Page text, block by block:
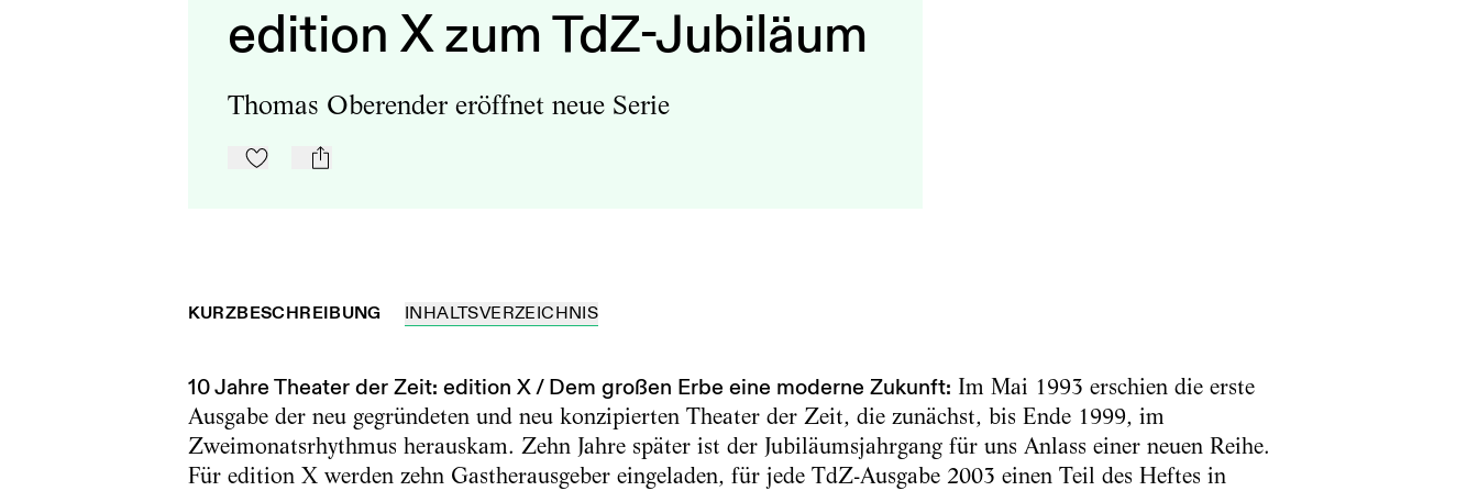
edition X zum TdZ-Jubiläum
Thomas Oberender eröffnet neue Serie
Zu Mein-TdZ hinzufügen
mail
KURZBESCHREIBUNG INHALTSVERZEICHNIS
10 Jahre Theater der Zeit: edition X / Dem großen Erbe eine moderne Zukunft: Im Mai 1993 erschien die erste
Ausgabe der neu gegründeten und neu konzipierten Theater der Zeit, die zunächst, bis Ende 1999, im
Zweimonatsrhythmus herauskam. Zehn Jahre später ist der Jubiläumsjahrgang für uns Anlass einer neuen Reihe.
Für edition X werden zehn Gastherausgeber eingeladen, für jede TdZ-Ausgabe 2003 einen Teil des Heftes in